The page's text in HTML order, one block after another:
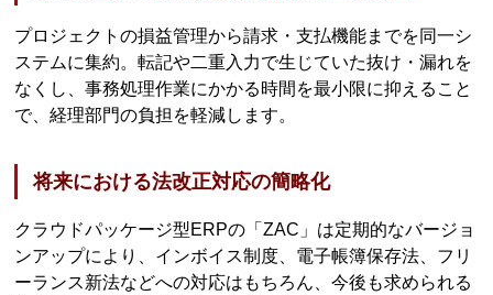
プロジェクトの損益管理から請求・支払機能までを同一シ
ステムに集約。転記や二重入力で生じていた抜け・漏れを
なくし、事務処理作業にかかる時間を最小限に抑えること
で、経理部門の負担を軽減します。
将来における法改正対応の簡略化
クラウドパッケージ型ERPの「ZAC」は定期的なバージョ
ンアップにより、インボイス制度、電子帳簿保存法、フリ
ーランス新法などへの対応はもちろん、今後も求められる